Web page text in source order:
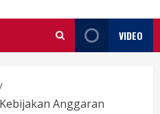
VIDEO
Anggaran